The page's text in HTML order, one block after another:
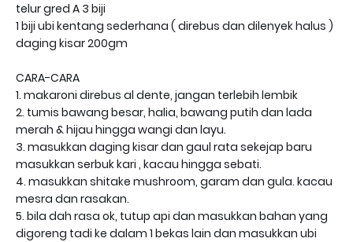
telur gred A 3 biji
1 biji ubi kentang sederhana ( direbus dan dilenyek halus )
daging kisar 200gm
CARA-CARA
1. makaroni direbus al dente, jangan terlebih lembik
2. tumis bawang besar, halia, bawang putih dan lada
merah & hijau hingga wangi dan layu.
3. masukkan daging kisar dan gaul rata sekejap baru
masukkan serbuk kari , kacau hingga sebati.
4. masukkan shitake mushroom, garam dan gula. kacau
mesra dan rasakan.
5. bila dah rasa ok, tutup api dan masukkan bahan yang
digoreng tadi ke dalam 1 bekas lain dan masukkan ubi